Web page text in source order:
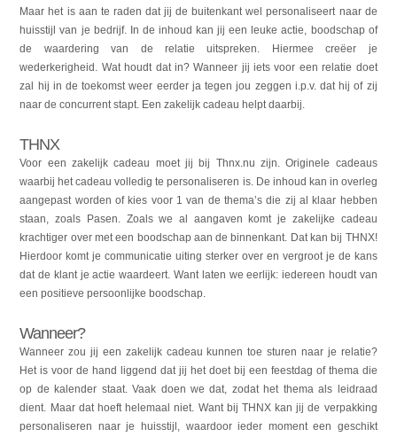
Maar het is aan te raden dat jij de buitenkant wel personaliseert naar de
huisstijl van je bedrijf. In de inhoud kan jij een leuke actie, boodschap of
de waardering van de relatie uitspreken. Hiermee creëer je
wederkerigheid. Wat houdt dat in? Wanneer jij iets voor een relatie doet
zal hij in de toekomst weer eerder ja tegen jou zeggen i.p.v. dat hij of zij
naar de concurrent stapt. Een zakelijk cadeau helpt daarbij.
THNX
Voor een zakelijk cadeau moet jij bij Thnx.nu zijn. Originele cadeaus
waarbij het cadeau volledig te personaliseren is. De inhoud kan in overleg
aangepast worden of kies voor 1 van de thema’s die zij al klaar hebben
staan, zoals Pasen. Zoals we al aangaven komt je zakelijke cadeau
krachtiger over met een boodschap aan de binnenkant. Dat kan bij THNX!
Hierdoor komt je communicatie uiting sterker over en vergroot je de kans
dat de klant je actie waardeert. Want laten we eerlijk: iedereen houdt van
een positieve persoonlijke boodschap.
Wanneer?
Wanneer zou jij een zakelijk cadeau kunnen toe sturen naar je relatie?
Het is voor de hand liggend dat jij het doet bij een feestdag of thema die
op de kalender staat. Vaak doen we dat, zodat het thema als leidraad
dient. Maar dat hoeft helemaal niet. Want bij THNX kan jij de verpakking
personaliseren naar je huisstijl, waardoor ieder moment een geschikt